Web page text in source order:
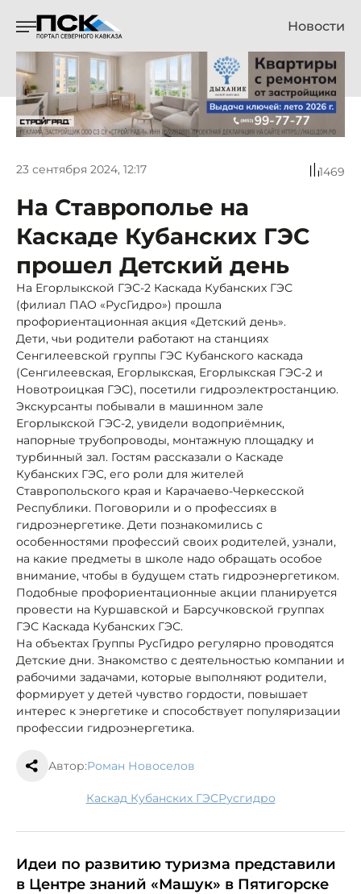
Новости
23 сентября 2024, 12:17 1469
На Ставрополье на
Каскаде Кубанских ГЭС
прошел Детский день
На Егорлыкской ГЭС-2 Каскада Кубанских ГЭС
(филиал ПАО «РусГидро») прошла
профориентационная акция «Детский день».
Дети, чьи родители работают на станциях
Сенгилеевской группы ГЭС Кубанского каскада
(Сенгилеевская, Егорлыкская, Егорлыкская ГЭС-2 и
Новотроицкая ГЭС), посетили гидроэлектростанцию.
Экскурсанты побывали в машинном зале
Егорлыкской ГЭС-2, увидели водоприёмник,
напорные трубопроводы, монтажную площадку и
турбинный зал. Гостям рассказали о Каскаде
Кубанских ГЭС, его роли для жителей
Ставропольского края и Карачаево-Черкесской
Республики. Поговорили и о профессиях в
гидроэнергетике. Дети познакомились с
особенностями профессий своих родителей, узнали,
на какие предметы в школе надо обращать особое
внимание, чтобы в будущем стать гидроэнергетиком.
Подобные профориентационные акции планируется
провести на Куршавской и Барсучковской группах
ГЭС Каскада Кубанских ГЭС.
На объектах Группы РусГидро регулярно проводятся
Детские дни. Знакомство с деятельностью компании и
рабочими задачами, которые выполняют родители,
формирует у детей чувство гордости, повышает
интерес к энергетике и способствует популяризации
профессии гидроэнергетика.
Автор:Роман Новоселов
Каскад Кубанских ГЭС Русгидро
Идеи по развитию туризма представили
в Центре знаний «Машук» в Пятигорске